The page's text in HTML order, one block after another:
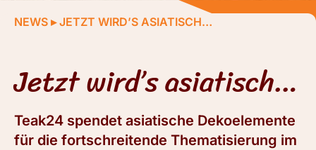
NEWS ▸JETZT WIRD’S ASIATISCH…
Jetzt wird’s asiatisch…
Teak24 spendet asiatische Dekoelemente
für die fortschreitende Thematisierung im